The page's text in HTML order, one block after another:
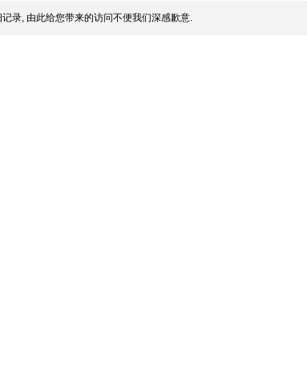
录, 由此给您带来的访问不便我们深感歉意.